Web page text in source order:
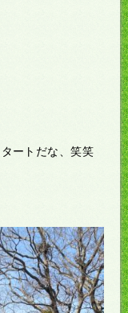
ートだな、笑笑